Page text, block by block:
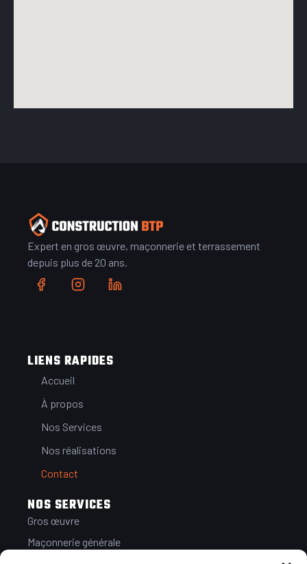
Expert en gros œuvre, maçonnerie et terrassement
depuis plus de 20 ans.
LIENS RAPIDES
Accueil
À propos
Nos Services
Nos réalisations
Contact
NOS SERVICES​
Gros œuvre
Maçonnerie générale